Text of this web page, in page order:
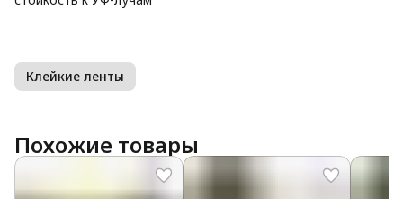
Клейкие ленты
Похожие товары